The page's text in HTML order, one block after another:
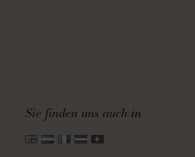
Sie finden uns auch in